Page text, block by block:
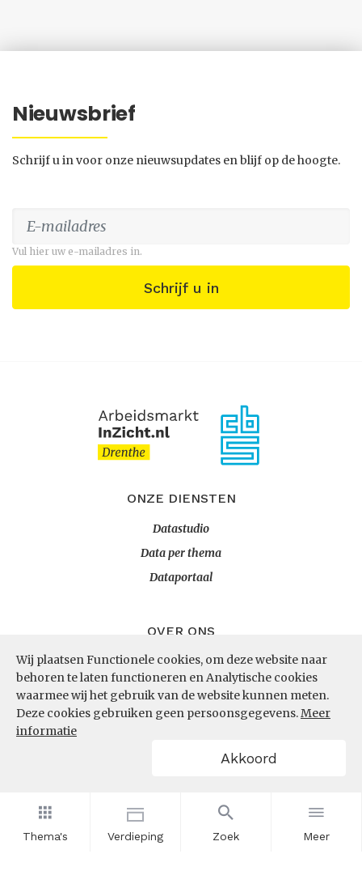
Thema's Verdieping Zoek Meer
Wij plaatsen Functionele cookies, om deze website naar
behoren te laten functioneren en Analytische cookies
waarmee wij het gebruik van de website kunnen meten.
Deze cookies gebruiken geen persoonsgegevens.Meer
informatie
Akkoord
Nieuwsbrief
Schrijf u in voor onze nieuwsupdates en blijf op de hoogte.
Vul hier uw e-mailadres in.
Schrijf u in
ONZE DIENSTEN
Datastudio
Data per thema
Dataportaal
OVER ONS
InZicht
Contact